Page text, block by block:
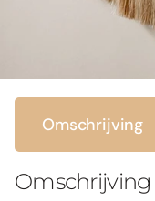
Omschrijving
Omschrijving